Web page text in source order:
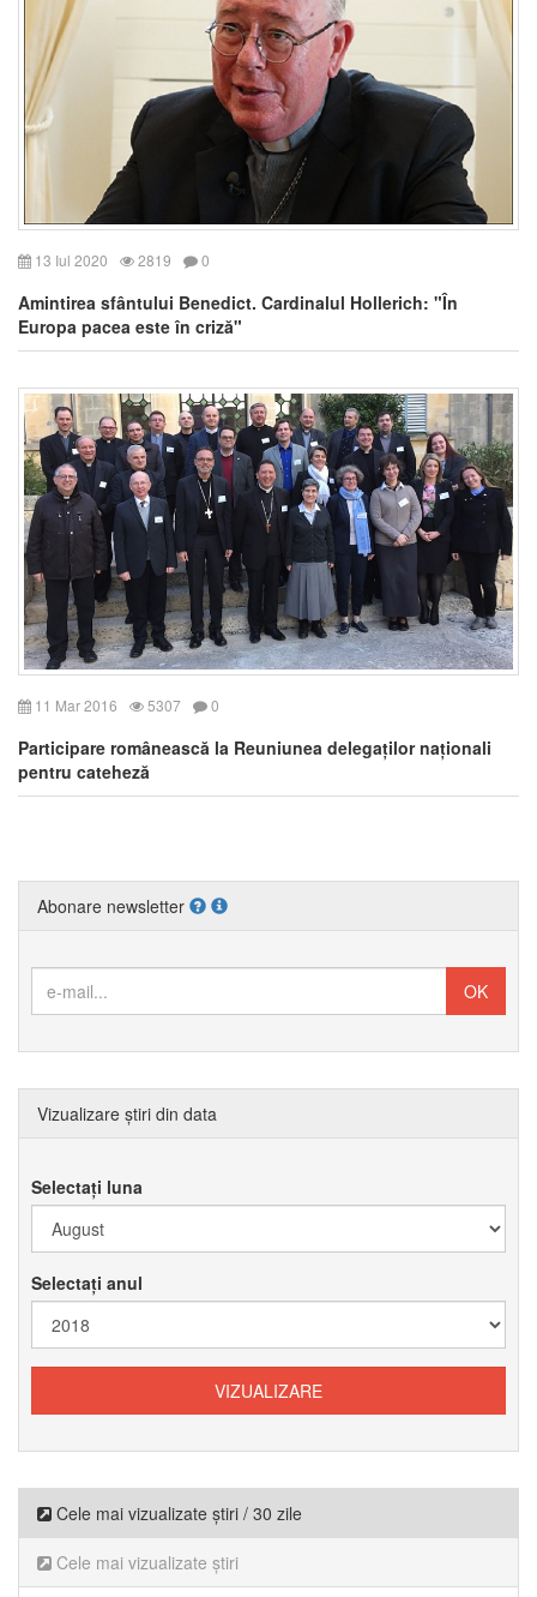
13 Iul 2020 2819 0
Amintirea sfântului Benedict. Cardinalul Hollerich: "În
Europa pacea este în criză"
11 Mar 2016 5307 0
Participare românească la Reuniunea delegaților naționali
pentru cateheză
Abonare newsletter
Vizualizare știri din data
Selectați luna
Selectați anul
Cele mai vizualizate știri / 30 zile
Cele mai vizualizate știri